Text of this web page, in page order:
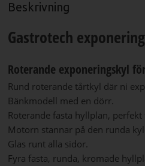
Beskrivning
Gastrotech
Roterande exponeringskyl
Rund roterande tårtkyl där ni
Bänkmodell med en dörr.
Roterande fasta hyllplan,
Motorn stannar på den runda
Glas runt alla sidor.
Fyra fasta, runda, kromade